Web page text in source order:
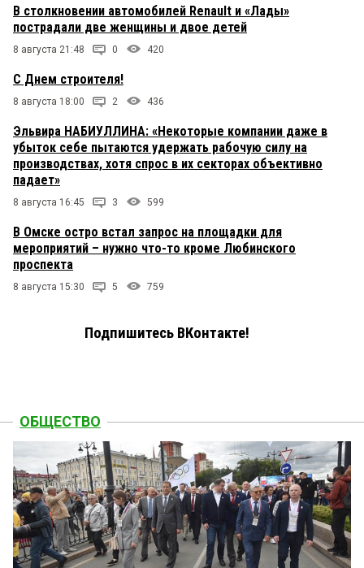
В столкновении автомобилей Renault и «Лады»
пострадали две женщины и двое детей
8 августа 21:48 0 420
С Днем строителя!
8 августа 18:00 2 436
Эльвира НАБИУЛЛИНА: «Некоторые компании даже в
убыток себе пытаются удержать рабочую силу на
производствах, хотя спрос в их секторах объективно
падает»
8 августа 16:45 3 599
В Омске остро встал запрос на площадки для
мероприятий – нужно что-то кроме Любинского
проспекта
8 августа 15:30 5 759
Подпишитесь ВКонтакте!
ОБЩЕСТВО